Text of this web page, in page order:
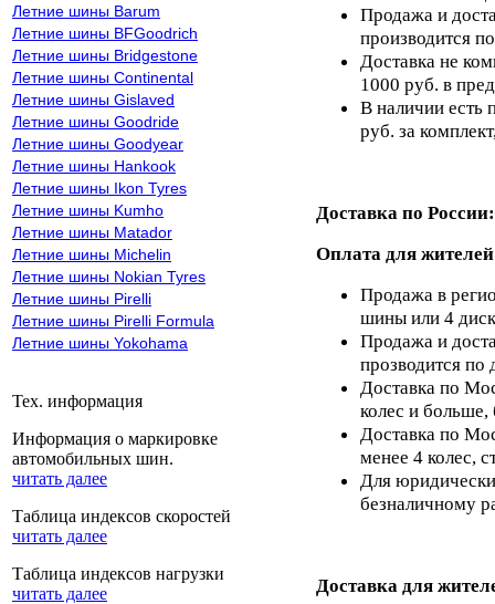
Летние шины Barum
Летние шины BFGoodrich
Летние шины Bridgestone
Летние шины Continental
Летние шины Gislaved
Летние шины Goodride
Летние шины Goodyear
Летние шины Hankook
Летние шины Ikon Tyres
Летние шины Kumho
Летние шины Matador
Летние шины Michelin
Летние шины Nokian Tyres
Летние шины Pirelli
Летние шины Pirelli Formula
Летние шины Yokohama
Тех. информация
Информация о маркировке
автомобильных шин.
читать далее
Таблица индексов скоростей
читать далее
Таблица индексов нагрузки
читать далее
Продажа и
производится
Доставка не
1000 руб. в
В наличии есть
руб. за
Доставка по России:
Оплата для
Продажа в
шины или 4
Продажа и
прозводится по
Доставка по
колес и больше,
Доставка по
менее 4 колес,
Для
безналичному
Доставка для